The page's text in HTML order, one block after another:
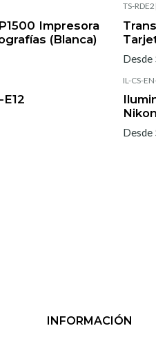
Impresora
(Blanca)
TS-RDE2
IL-CS-
Desde
INFORMACIÓN